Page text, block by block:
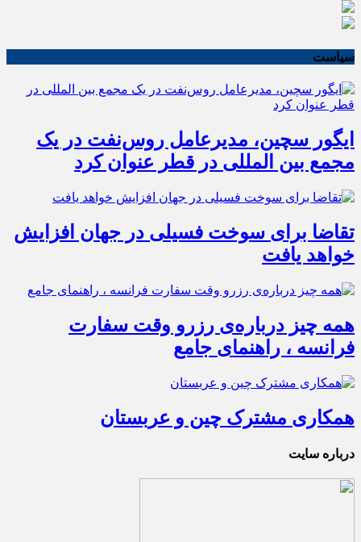
سیاست
ایگور سچین، مدیرعامل روس‌نفت در یک
مجمع بین المللی در قطر عنوان کرد
تقاضا برای سوخت فسیلی در جهان افزایش
خواهد یافت
همه چیز درباره‌ی رزرو وقت سفارت
فرانسه ، راهنمای جامع
همکاری مشترک چین و عربستان
درباره سایت